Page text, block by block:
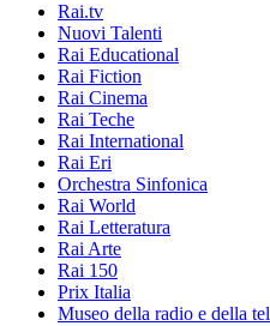
Rai.tv
Nuovi Talenti
Rai Educational
Rai Fiction
Rai Cinema
Rai Teche
Rai International
Rai Eri
Orchestra Sinfonica
Rai World
Rai Letteratura
Rai Arte
Rai 150
Prix Italia
Museo della radio e della